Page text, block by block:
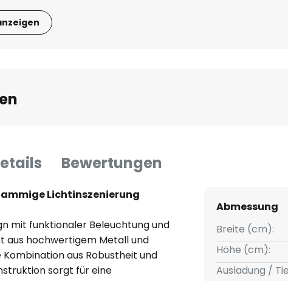
Bewertungen
Lichtinszenierung
mit funktionaler Beleuchtung und
aus hochwertigem Metall und
aus Robustheit und
sorgt für eine
Abmessung
Breite (cm):
Höhe (cm):
Ausladung /